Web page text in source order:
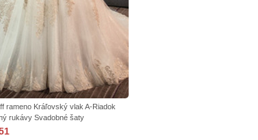
rameno Kráľovský vlak A-Riadok
rukávy Svadobné šaty